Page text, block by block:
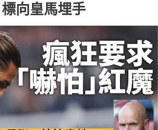
向皇馬埋手